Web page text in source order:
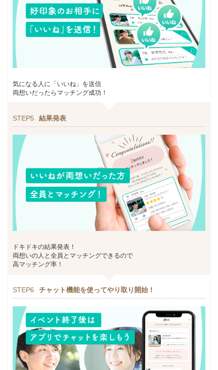
気になる人に「いいね」を送信
両想いだったらマッチング成功！
STEP5 結果発表
ドキドキの結果発表！
両想いの人と全員とマッチングできるので
高マッチング率！
STEP6 チャット機能を使ってやり取り開始！